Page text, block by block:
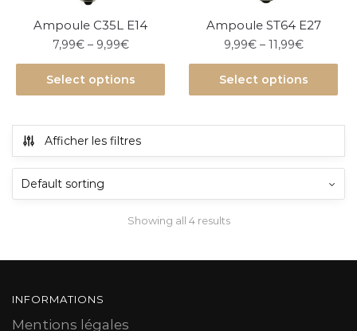
Ampoule C35L E14
7,99€– 9,99€
Select options
Ampoule ST64 E27
9,99€– 11,99€
Select options
Afficher les filtres
Showing all 4 results
INFORMATIONS
Mentions légales